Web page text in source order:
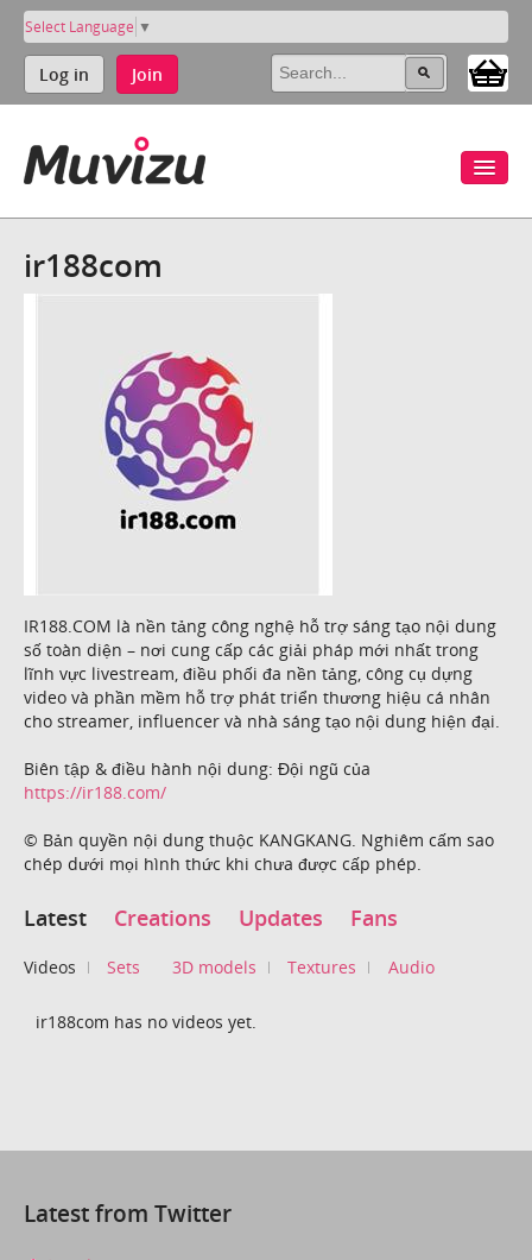
Select Language ▼
Log in Join
ir188com
IR188.COM là nền tảng công nghệ hỗ trợ sáng tạo nội dung
số toàn diện – nơi cung cấp các giải pháp mới nhất trong
lĩnh vực livestream, điều phối đa nền tảng, công cụ dựng
video và phần mềm hỗ trợ phát triển thương hiệu cá nhân
cho streamer, influencer và nhà sáng tạo nội dung hiện đại.
Biên tập & điều hành nội dung: Đội ngũ của
https://ir188.com/
© Bản quyền nội dung thuộc KANGKANG. Nghiêm cấm sao
chép dưới mọi hình thức khi chưa được cấp phép.
Latest Creations Updates Fans
Videos Sets 3D models Textures Audio
ir188com has no videos yet.
Latest from Twitter